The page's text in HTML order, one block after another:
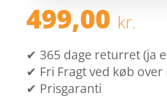
499,00 kr.
✔ 365 dage returret (ja
✔ Fri Fragt ved køb over
✔ Prisgaranti